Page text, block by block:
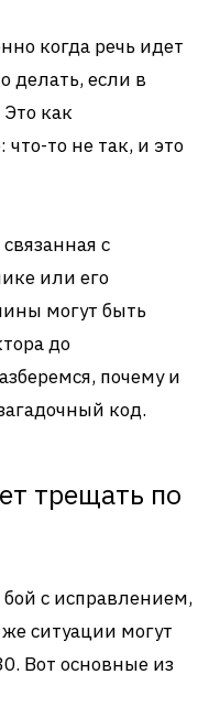
когда речь идет
делать, если в
как
то не так, и это
с
или его
могут быть
до
почему и
код.
трещать по
с исправлением,
ситуации могут
Вот основные из